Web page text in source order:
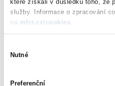
které získali v důsledku toho, že
služby. Informace o zpracování
na mfcr.cz/cookies
souhlasu
Nutné
Preferenční
SD- spotřební daně z minerálních olejů,
a zahřívaných tabákových výrobků, piva,
DPFO- daně z příjmů fyzických osob
- daň z neočekávaných